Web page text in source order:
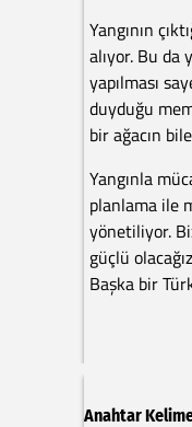
Yangının
alıyor. Bu da
yapılması
duyduğu
bir ağacın
Yangınla
planlama ile
yönetiliyor.
güçlü
Başka bir
Anahtar